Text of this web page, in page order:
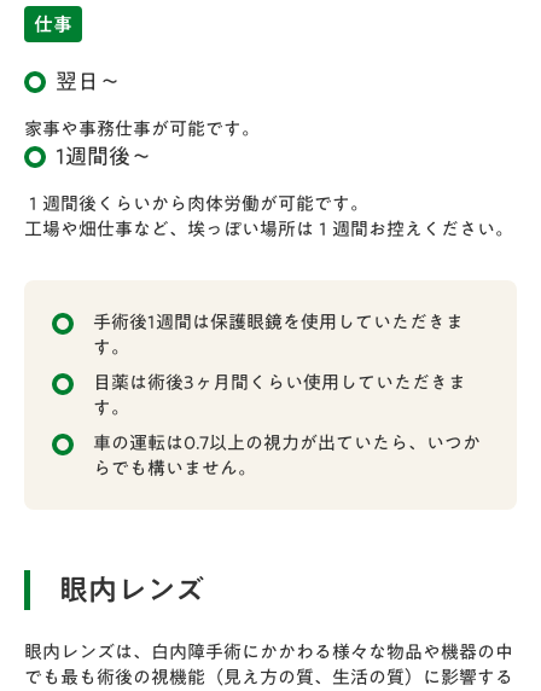
STEP
03
の点眼をしていただきます。 １回につき１
当日も点眼を持参してください。
手術直前
手術室に入ると血圧計をつけ、目とその周囲を消毒し、仰
す。目だけの麻酔（局所麻酔）で行いますので、手術中も
周囲の声は聞こえますし、話をすることも出来ます。
視力検査を行います。
通常、手術をした翌日、２日目、１週間目、２週間
目、翌月から半年後までは月１回の通院が必要です。
手術後の合併症がないかどうか、きちんと見えるよう
になっているかどうかを確認していきます。
仕事
翌日～
家事や事務仕事が可能です。
1週間後～
１週間後くらいから肉体労働が可能です。
工場や畑仕事など、埃っぽい場所は１週間お控えください。
手術後1週間は保護眼鏡を使用していただきま
す。
目薬は術後3ヶ月間くらい使用していただきま
す。
車の運転は0.7以上の視力が出ていたら、いつか
らでも構いません。
眼内レンズ
眼内レンズは、白内障手術にかかわる様々な物品や機器の中
でも最も術後の視機能（見え方の質、生活の質）に影響する